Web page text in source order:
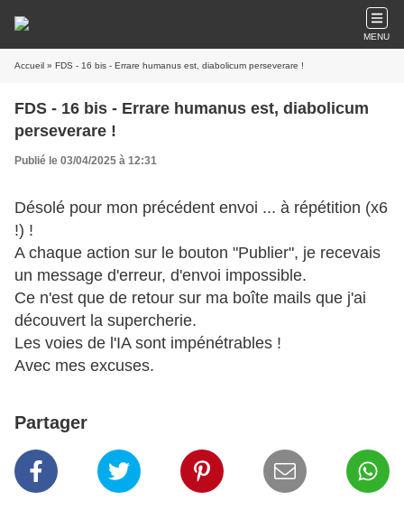
MENU
Accueil » FDS - 16 bis - Errare humanus est, diabolicum perseverare !
FDS - 16 bis - Errare humanus est, diabolicum
perseverare !
Publié le 03/04/2025 à 12:31
Désolé pour mon précédent envoi ... à répétition (x6
!) !
A chaque action sur le bouton "Publier", je recevais
un message d'erreur, d'envoi impossible.
Ce n'est que de retour sur ma boîte mails que j'ai
découvert la supercherie.
Les voies de l'IA sont impénétrables !
Avec mes excuses.
Partager